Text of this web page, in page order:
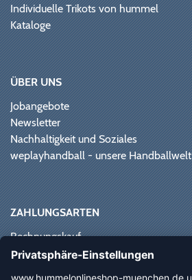
Individuelle Trikots von hummel
Kataloge
ÜBER UNS
Jobangebote
Newsletter
Nachhaltigkeit und Soziales
weplayhandball - unsere Handballwelt
ZAHLUNGSARTEN
Rechnungskauf
Paypal